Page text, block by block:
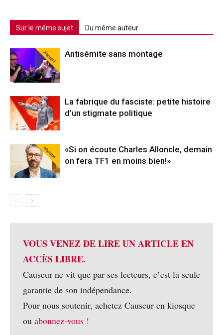
Sur le même sujet Du même auteur
Abonné Antisémite sans montage
La fabrique du fasciste: petite histoire
d’un stigmate politique
Abonné
«Si on écoute Charles Alloncle, demain
on fera TF1 en moins bien!»
VOUS VENEZ DE LIRE UN ARTICLE EN
ACCÈS LIBRE.
Causeur ne vit que par ses lecteurs, c’est la seule
garantie de son indépendance.
Pour nous soutenir, achetez Causeur en kiosque
ou abonnez-vous !